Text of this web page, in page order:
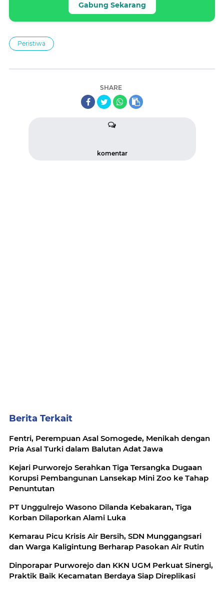
Gabung Sekarang
Peristiwa
SHARE
komentar
Berita Terkait
Fentri, Perempuan Asal Somogede, Menikah dengan
Pria Asal Turki dalam Balutan Adat Jawa
Kejari Purworejo Serahkan Tiga Tersangka Dugaan
Korupsi Pembangunan Lansekap Mini Zoo ke Tahap
Penuntutan
PT Unggulrejo Wasono Dilanda Kebakaran, Tiga
Korban Dilaporkan Alami Luka
Kemarau Picu Krisis Air Bersih, SDN Munggangsari
dan Warga Kaligintung Berharap Pasokan Air Rutin
Dinporapar Purworejo dan KKN UGM Perkuat Sinergi,
Praktik Baik Kecamatan Berdaya Siap Direplikasi